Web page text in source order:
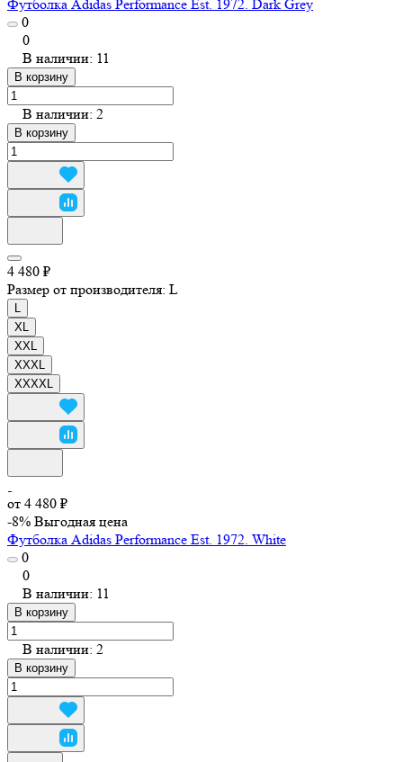
Футболка Adidas Performance Est. 1972. Dark Grey
0
0
В наличии: 11
В корзину
В наличии: 2
В корзину
4 480 ₽
Размер от производителя: L
XL
XXL
XXXL
XXXXL
от 4 480 ₽
-8% Выгодная цена
Футболка Adidas Performance Est. 1972. White
0
0
В наличии: 11
В корзину
В наличии: 2
В корзину